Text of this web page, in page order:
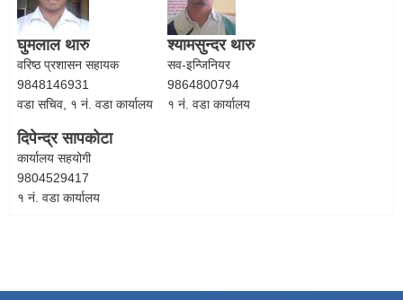
घुमलाल थारु
वरिष्ठ प्रशासन सहायक
9848146931
वडा सचिव, १ नं. वडा कार्यालय
श्यामसुन्दर थारु
सव-इन्जिनियर
9864800794
१ नं. वडा कार्यालय
दिपेन्द्र सापकोटा
कार्यालय सहयोगी
9804529417
१ नं. वडा कार्यालय